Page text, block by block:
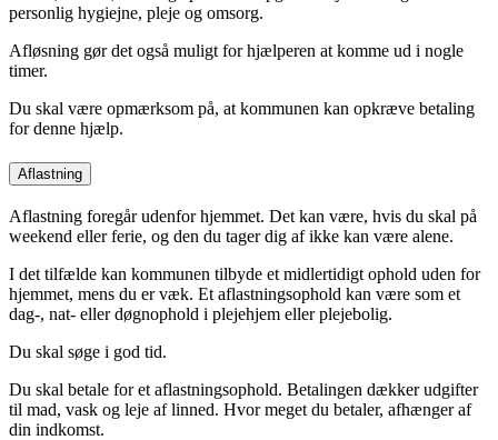
personlig hygiejne, pleje og omsorg.
Afløsning gør det også muligt for hjælperen at komme ud i nogle
timer.
Du skal være opmærksom på, at kommunen kan opkræve betaling
for denne hjælp.
Aflastning
Aflastning foregår udenfor hjemmet. Det kan være, hvis du skal på
weekend eller ferie, og den du tager dig af ikke kan være alene.
I det tilfælde kan kommunen tilbyde et midlertidigt ophold uden for
hjemmet, mens du er væk. Et aflastningsophold kan være som et
dag-, nat- eller døgnophold i plejehjem eller plejebolig.
Du skal søge i god tid.
Du skal betale for et aflastningsophold. Betalingen dækker udgifter
til mad, vask og leje af linned. Hvor meget du betaler, afhænger af
din indkomst.